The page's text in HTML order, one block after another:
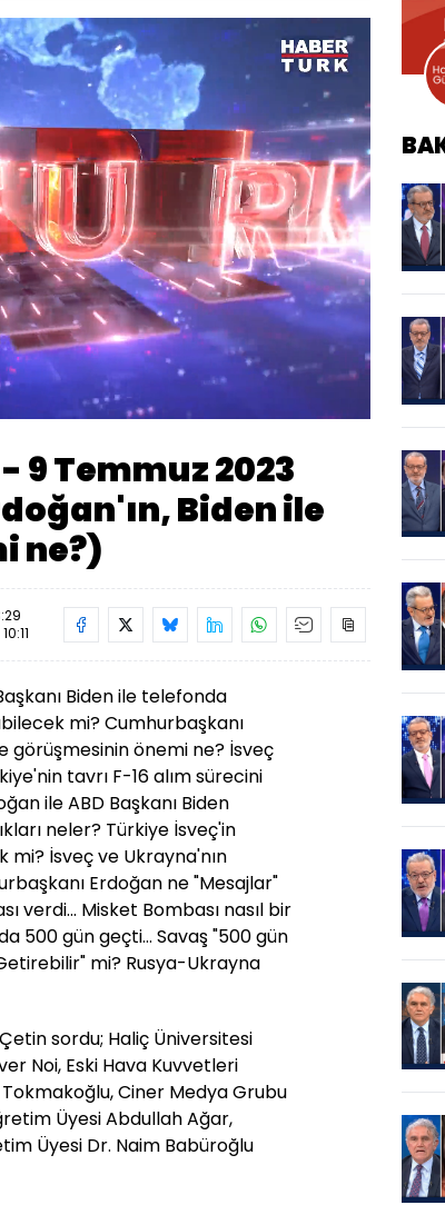
9 Temmuz 2023
Biden ile
ne?)
Biden ile telefonda
mi? Cumhurbaşkanı
görüşmesinin önemi ne? İsveç
tavrı F-16 alım sürecini
ile ABD Başkanı Biden
neler? Türkiye İsveç'in
mi? İsveç ve Ukrayna'nın
Erdoğan ne "Mesajlar"
verdi... Misket Bombası nasıl bir
500 gün geçti... Savaş "500 gün
mi? Rusya-Ukrayna
sordu; Haliç Üniversitesi
Noi, Eski Hava Kuvvetleri
Ciner Medya Grubu
Üyesi Abdullah Ağar,
Üyesi Dr. Naim Babüroğlu